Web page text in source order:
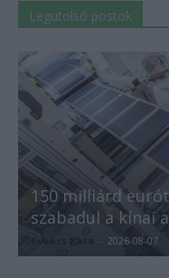
Legutolsó postok
150 milliárd
szabadul a kínai
- 2026-08-07